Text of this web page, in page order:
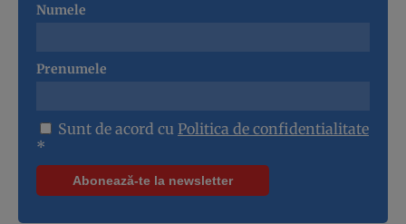
Numele
Prenumele
Sunt de acord cu Politica de confidentialitate
*